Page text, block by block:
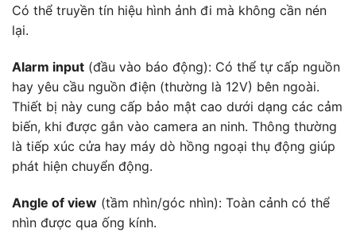
Có thể truyền tín hiệu hình ảnh đi mà không cần nén
lại.
Alarm input (đầu vào báo động): Có thể tự cấp nguồn
hay yêu cầu nguồn điện (thường là 12V) bên ngoài.
Thiết bị này cung cấp bảo mật cao dưới dạng các cảm
biến, khi được gắn vào camera an ninh. Thông thường
là tiếp xúc cửa hay máy dò hồng ngoại thụ động giúp
phát hiện chuyển động.
Angle of view (tầm nhìn/góc nhìn): Toàn cảnh có thể
nhìn được qua ống kính.